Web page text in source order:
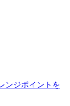
ンジポイントを